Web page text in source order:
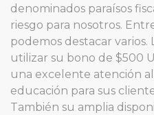
denominados paraísos
riesgo para nosotros.
podemos destacar varios.
utilizar su bono de $500
una excelente atención
educación para sus
También su amplia